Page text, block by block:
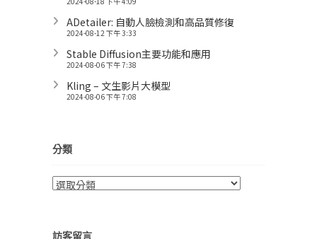
ADetailer: 自動人臉檢測和高品質修復
2024-08-12 下午 3:33
Stable Diffusion主要功能和應用
2024-08-06 下午 7:38
Kling – 文生影片大模型
2024-08-06 下午 7:08
分類
分
訪客留言